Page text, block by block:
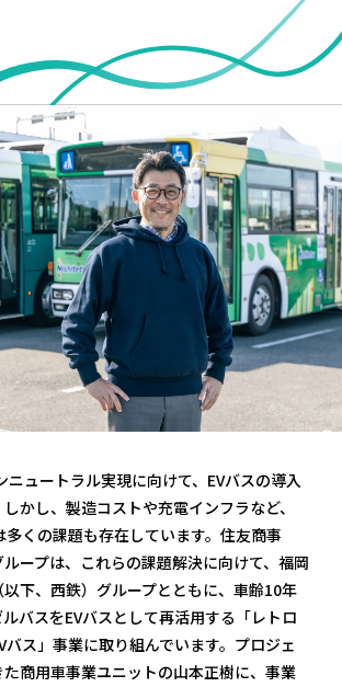
ニュートラル実現に向けて、EVバスの導入
かし、製造コストや充電インフラなど、
多くの課題も存在しています。住友商事
ループは、これらの課題解決に向けて、福岡
下、西鉄）グループとともに、車齢10年
バスをEVバスとして再活用する「レトロ
ス」事業に取り組んでいます。プロジェ
商用車事業ユニットの山本正樹に、事業